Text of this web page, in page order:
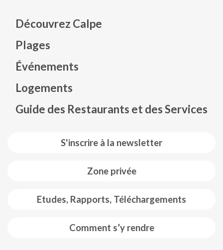
S'inscrire à la newsletter
Zone privée
Etudes, Rapports, Téléchargements
Comment s’y rendre
Découvrez Calpe
Plages
Événements
Logements
Guide des Restaurants et des Services